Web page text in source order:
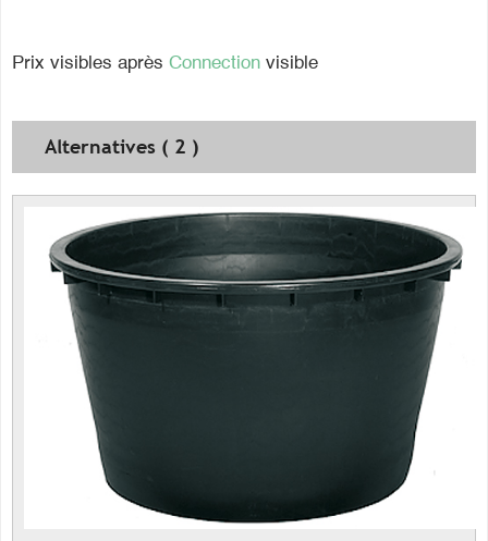
Prix visibles après Connection visible
Alternatives ( 2 )